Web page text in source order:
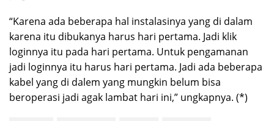
“Karena ada beberapa hal instalasinya yang di dalam
karena itu dibukanya harus hari pertama. Jadi klik
loginnya itu pada hari pertama. Untuk pengamanan
jadi loginnya itu harus hari pertama. Jadi ada beberapa
kabel yang di dalem yang mungkin belum bisa
beroperasi jadi agak lambat hari ini,” ungkapnya. (*)